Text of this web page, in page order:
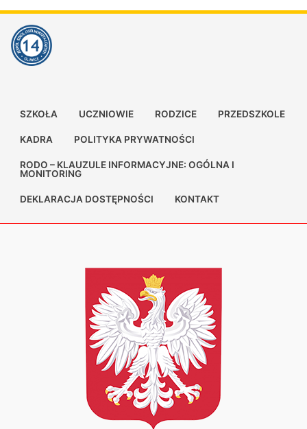
SZKOŁA UCZNIOWIE RODZICE PRZEDSZKOLE
KADRA POLITYKA PRYWATNOŚCI
RODO – KLAUZULE INFORMACYJNE: OGÓLNA I
MONITORING
DEKLARACJA DOSTĘPNOŚCI KONTAKT